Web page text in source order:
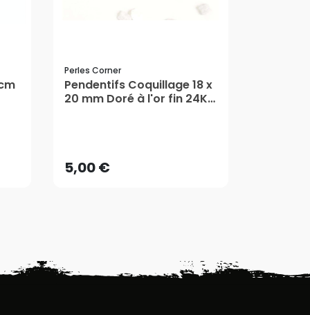
Perles Corner
Pendentifs Coquillage 18 x
20 mm Doré à l'or fin 24K -
5,00 €AJOUTER AU PANIER